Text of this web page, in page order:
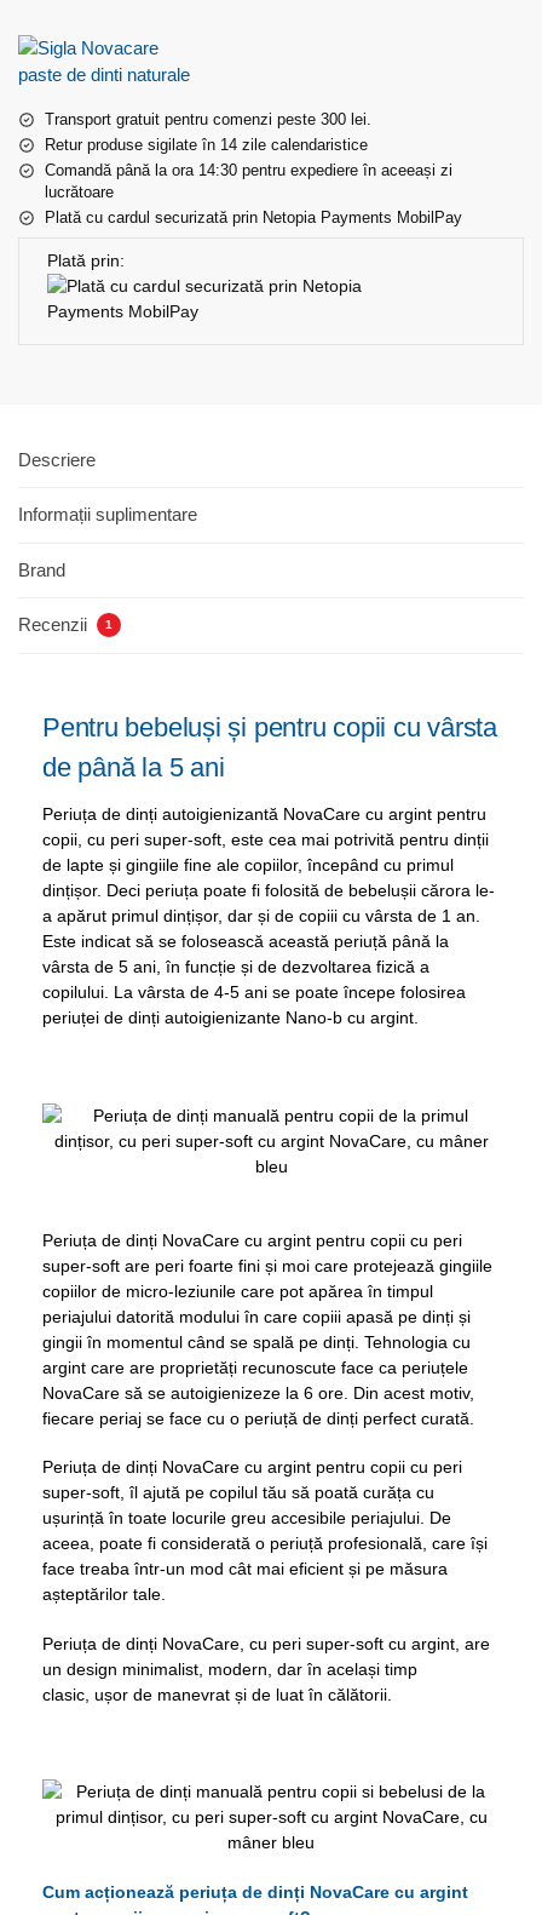
Transport gratuit pentru comenzi peste 300 lei.
Retur produse sigilate în 14 zile calendaristice
Comandă până la ora 14:30 pentru expediere în aceeași zi
lucrătoare
Plată cu cardul securizată prin Netopia Payments MobilPay
Plată prin:
Descriere
Informații suplimentare
Brand
Recenzii 1
Pentru bebeluși și pentru copii cu vârsta
de până la 5 ani
Periuța de dinți autoigienizantă NovaCare cu argint pentru
copii, cu peri super-soft, este cea mai potrivită pentru dinții
de lapte și gingiile fine ale copiilor, începând cu primul
dințișor. Deci periuța poate fi folosită de bebelușii cărora le-
a apărut primul dințișor, dar și de copiii cu vârsta de 1 an.
Este indicat să se folosească această periuță până la
vârsta de 5 ani, în funcție și de dezvoltarea fizică a
copilului. La vârsta de 4-5 ani se poate începe folosirea
periuței de dinți autoigienizante Nano-b cu argint.
Periuța de dinți NovaCare cu argint pentru copii cu peri
super-soft are peri foarte fini și moi care protejează gingiile
copiilor de micro-leziunile care pot apărea în timpul
periajului datorită modului în care copiii apasă pe dinți și
gingii în momentul când se spală pe dinți. Tehnologia cu
argint care are proprietăți recunoscute face ca periuțele
NovaCare să se autoigienizeze la 6 ore. Din acest motiv,
fiecare periaj se face cu o periuță de dinți perfect curată.
Periuța de dinți NovaCare cu argint pentru copii cu peri
super-soft, îl ajută pe copilul tău să poată curăța cu
ușurință în toate locurile greu accesibile periajului. De
aceea, poate fi considerată o periuță profesională, care își
face treaba într-un mod cât mai eficient și pe măsura
așteptărilor tale.
Periuța de dinți NovaCare, cu peri super-soft cu argint, are
un design minimalist, modern, dar în același timp
clasic, ușor de manevrat și de luat în călătorii.
Cum acționează periuța de dinți NovaCare cu argint